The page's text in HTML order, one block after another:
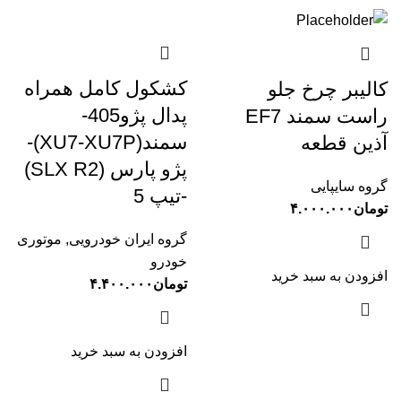
کالیبر چرخ جلو
راست سمند EF7
آذین قطعه
گروه سایپایی
تومان ۴.۰۰۰.۰۰۰
افزودن به سبد خرید
کشکول کامل همراه
پدال پژو405-
سمند(XU7-XU7P)-
پژو پارس (SLX R2)
-تیپ 5
گروه ایران خودرویی, موتوری
خودرو
تومان ۴.۴۰۰.۰۰۰
افزودن به سبد خرید